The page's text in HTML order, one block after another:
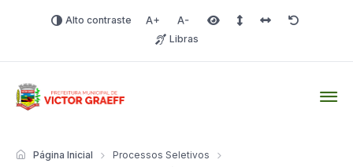
Alto contraste Aumentar fonte
Diminuir fonteÁrea selecionada
Espaçamento de linha
Espaço dos
Redefinir
Libras
Página Inicial Processos Seletivos